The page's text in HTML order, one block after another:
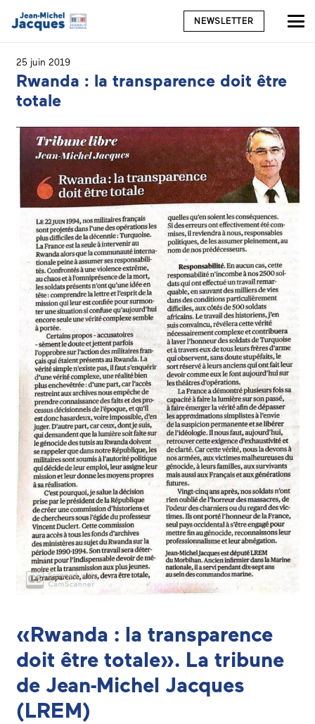
NEWSLETTER
25 juin 2019
Rwanda : la transparence doit être
totale
«Rwanda : la transparence
doit être totale». La tribune
de Jean-Michel Jacques
(LREM)